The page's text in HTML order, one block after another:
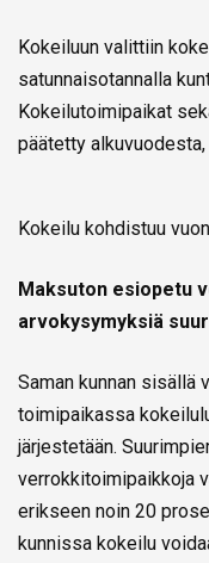
Kokeiluun valittiin
satunnaisotannalla
Kokeilutoimipaikat
päätetty
Kokeilu kohdistuu
Maksuton esiopetu
arvokysymyksiä
Saman kunnan sisällä
toimipaikassa
järjestetään.
verrokkitoimipaikkoja
erikseen noin 20
kunnissa kokeilu